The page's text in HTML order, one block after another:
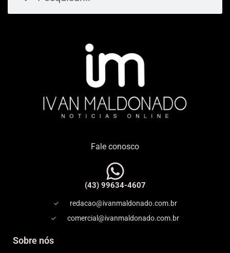
Fale conosco
(43) 99634-4607
redacao@ivanmaldonado.com.br
comercial@ivanmaldonado.com.br
Sobre nós